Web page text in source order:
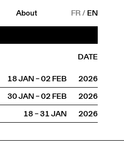
About FR/ EN
DATE
18 JAN – 02 FEB
2026
30 JAN – 02 FEB
2026
18 – 31 JAN 2026